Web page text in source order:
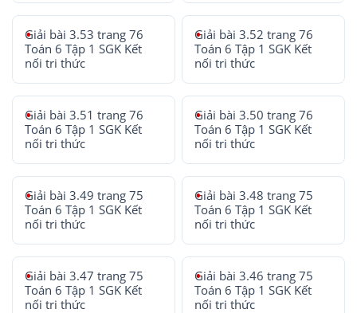
Giải bài 3.53 trang 76
Toán 6 Tập 1 SGK Kết
nối tri thức
Giải bài 3.52 trang 76
Toán 6 Tập 1 SGK Kết
nối tri thức
Giải bài 3.51 trang 76
Toán 6 Tập 1 SGK Kết
nối tri thức
Giải bài 3.50 trang 76
Toán 6 Tập 1 SGK Kết
nối tri thức
Giải bài 3.49 trang 75
Toán 6 Tập 1 SGK Kết
nối tri thức
Giải bài 3.48 trang 75
Toán 6 Tập 1 SGK Kết
nối tri thức
Giải bài 3.47 trang 75
Toán 6 Tập 1 SGK Kết
nối tri thức
Giải bài 3.46 trang 75
Toán 6 Tập 1 SGK Kết
nối tri thức